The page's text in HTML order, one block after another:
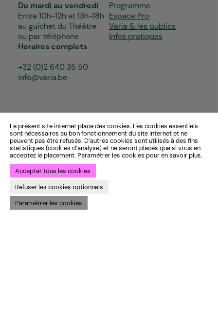
Le présent site internet place des cookies. Les cookies essentiels
sont nécessaires au bon fonctionnement du site Internet et ne
peuvent pas être refusés. D’autres cookies sont utilisés à des fins
statistiques (cookies d’analyse) et ne seront placés que si vous en
acceptez le placement. Paramétrer les cookies pour en savoir plus.
Accepter tous les cookies
Refuser les cookies optionnels
Paramétrer les cookies
Du mardi au vendredi
Entre 10h-12h et 13h-18h
au guichet du Théâtre
ou par téléphone
Horaires complets
+32 (0)2 640 35 50
info@varia.be
Programme
Espace Pro
Varia & les publics
Infos pratiques